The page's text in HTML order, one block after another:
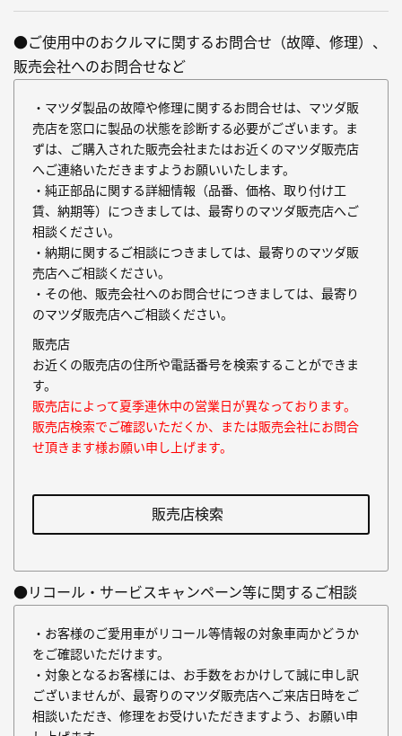
●ご使用中のおクルマに関するお問合せ（故障、修理）、
販売会社へのお問合せなど
・マツダ製品の故障や修理に関するお問合せは、マツダ販
売店を窓口に製品の状態を診断する必要がございます。ま
ずは、ご購入された販売会社またはお近くのマツダ販売店
へご連絡いただきますようお願いいたします。
・純正部品に関する詳細情報（品番、価格、取り付け工
賃、納期等）につきましては、最寄りのマツダ販売店へご
相談ください。
・納期に関するご相談につきましては、最寄りのマツダ販
売店へご相談ください。
・その他、販売会社へのお問合せにつきましては、最寄り
のマツダ販売店へご相談ください。
販売店
お近くの販売店の住所や電話番号を検索することができま
す。
販売店によって夏季連休中の営業日が異なっております。
販売店検索でご確認いただくか、または販売会社にお問合
せ頂きます様お願い申し上げます。
販売店検索
●リコール・サービスキャンペーン等に関するご相談
・お客様のご愛用車がリコール等情報の対象車両かどうか
をご確認いただけます。
・対象となるお客様には、お手数をおかけして誠に申し訳
ございませんが、最寄りのマツダ販売店へご来店日時をご
相談いただき、修理をお受けいただきますよう、お願い申